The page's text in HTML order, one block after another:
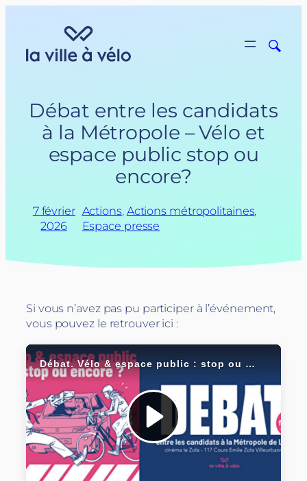
Débat entre les candidats
à la Métropole – Vélo et
espace public stop ou
encore?
7 février
2026
Actions, Actions métropolitaines
Espace presse
Si vous n’avez pas pu participer à l’événement,
vous pouvez le retrouver ici :